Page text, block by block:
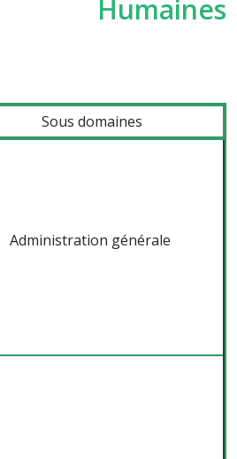
Humaines
Sous domaines
Administration générale